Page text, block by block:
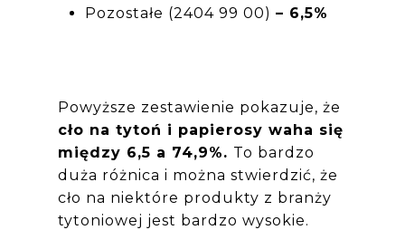
Pozostałe (2404 99 00)– 6,5%
Powyższe zestawienie pokazuje, że
cło na tytoń i papierosy waha się
między 6,5 a 74,9%. To bardzo
duża różnica i można stwierdzić, że
cło na niektóre produkty z branży
tytoniowej jest bardzo wysokie.